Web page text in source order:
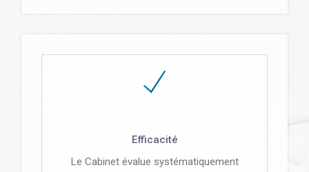
Efficacité
Le Cabinet évalue systématiquement